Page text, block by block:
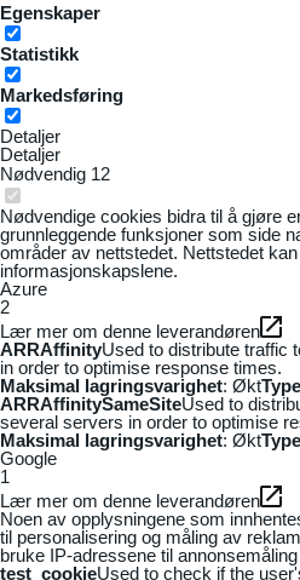
Egenskaper
Statistikk
Markedsføring
Detaljer
Detaljer
Nødvendig 12
Nødvendige cookies bidra til å gjøre
grunnleggende funksjoner som side
områder av nettstedet. Nettstedet
informasjonskapslene.
Azure
2
Lær mer om denne leverandøren
ARRAffinityUsed to distribute traffic
in order to optimise response times.
Maksimal lagringsvarighet: ØktType
ARRAffinitySameSiteUsed to
several servers in order to optimise
Maksimal lagringsvarighet: ØktType
Google
1
Lær mer om denne leverandøren
Noen av opplysningene som
til personalisering og måling av
bruke IP-adressene til
test_cookieUsed to check if the